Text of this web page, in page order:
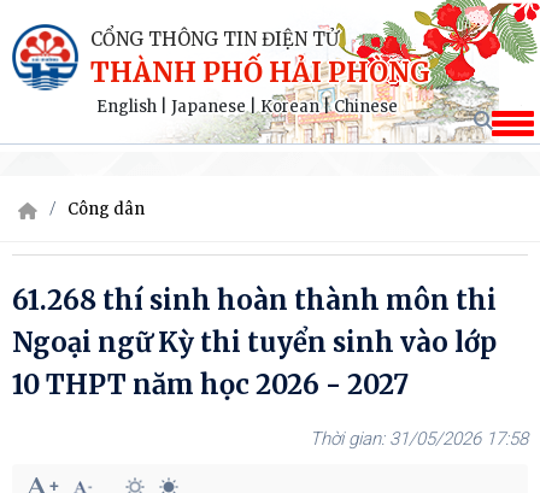
CỔNG THÔNG TIN ĐIỆN TỬ
THÀNH PHỐ HẢI PHÒNG
English Japanese|Korean|Chinese
Công dân
61.268 thí sinh hoàn thành môn thi
Ngoại ngữ Kỳ thi tuyển sinh vào lớp
10 THPT năm học 2026 - 2027
31/05/2026 17:58